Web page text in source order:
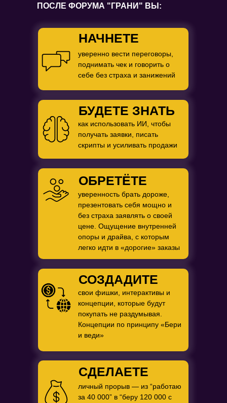
ПОСЛЕ ФОРУМА "ГРАНИ" ВЫ:
НАЧНЕТЕ
уверенно вести переговоры,
поднимать чек и говорить о
себе без страха и занижений
СДЕЛАЕТЕ
личный прорыв — из “работаю
за 40 000” в “беру 120 000 с
ОБРЕТЁТЕ
уверенность брать дороже,
презентовать себя мощно и
без страха заявлять о своей
цене. Ощущение внутренней
опоры и драйва, с которым
легко идти в «дорогие» заказы
СОЗДАДИТЕ
свои фишки, интерактивы и
концепции, которые будут
покупать не раздумывая.
Концепции по принципу «Бери
и веди»
БУДЕТЕ ЗНАТЬ
как использовать ИИ, чтобы
получать заявки, писать
скрипты и усиливать продажи